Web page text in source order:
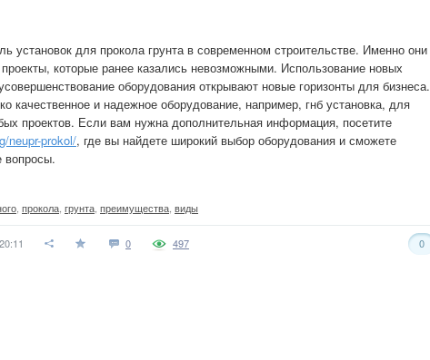
установок для прокола грунта в современном строительстве. Именно они
которые ранее казались невозможными. Использование новых
оборудования открывают новые горизонты для бизнеса.
качественное и надежное оборудование, например, гнб установка, для
проектов. Если вам нужна дополнительная информация, посетите
neupr-prokol/, где вы найдете широкий выбор оборудования и сможете
вопросы.
прокола грунта преимущества виды
0 0
497